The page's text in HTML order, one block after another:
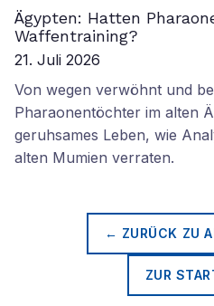
Ägypten: Hatten
Waffentraining?
21. Juli 2026
Von wegen verwöhnt und
Pharaonentöchter im alten
geruhsames Leben, wie
alten Mumien verraten.
← ZURÜCK ZU
ZUR